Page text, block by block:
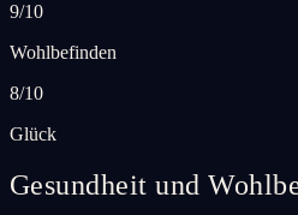
9/10
Wohlbefinden
8/10
Glück
Gesundheit und